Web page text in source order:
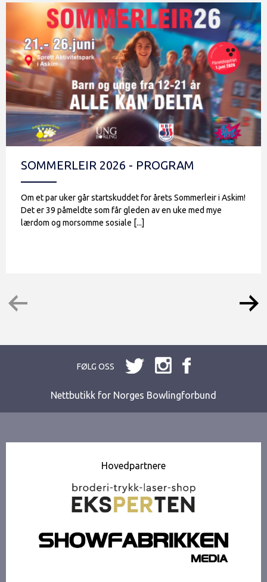
SOMMERLEIR 2026 - PROGRAM
Om et par uker går startskuddet for årets Sommerleir i Askim!
Det er 39 påmeldte som får gleden av en uke med mye
lærdom og morsomme sosiale [...]
FØLG OSS
Nettbutikk for Norges Bowlingforbund
Hovedpartnere